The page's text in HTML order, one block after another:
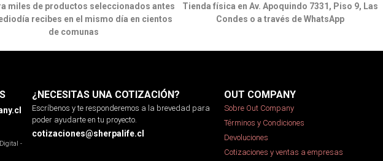
miles de productos seleccionados antes
recibes en el mismo día en cientos
de comunas
Tienda física en Av. Apoquindo 7331, Piso 9, Las
Condes o a través de WhatsApp
-
¿NECESITAS UNA COTIZACIÓN?
Escríbenos y te responderemos a la brevedad para
poder ayudarte en tu proyecto.
cotizaciones@sherpalife.cl
OUT COMPANY
Sobre Out Company
Términos y Condiciones
Devoluciones
Cotizaciones y ventas a empresas